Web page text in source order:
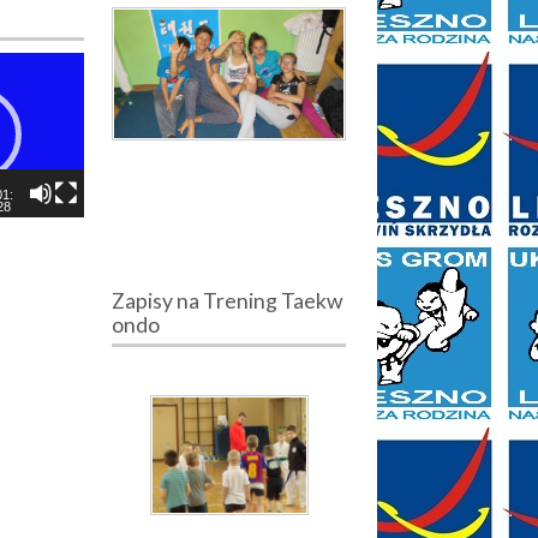
Zapisy na Trening Taekw
ondo